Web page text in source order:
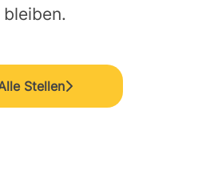
bleiben.
Stellen